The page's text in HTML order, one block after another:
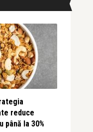
reduce
până la 30%